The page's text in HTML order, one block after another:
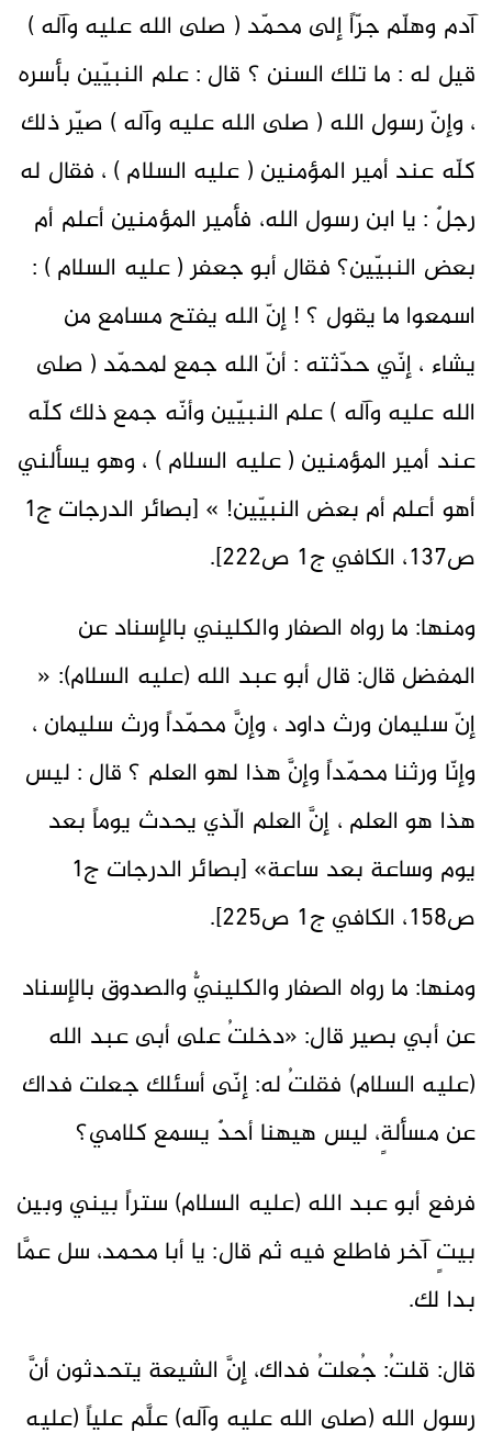
آدم وهلّم جرّاً إلى محمّد ( صلى الله عليه وآله )
قيل له : ما تلك السنن ؟ قال : علم النبيّين بأسره
، وإنّ رسول الله ( صلى الله عليه وآله ) صيّر ذلك
كلّه عند أمير المؤمنين ( عليه السلام ) ، فقال له
رجلٌ : يا ابن رسول الله، فأمير المؤمنين أعلم أم
بعض النبيّين؟ فقال أبو جعفر ( عليه السلام ) :
اسمعوا ما يقول ؟ ! إنّ الله يفتح مسامع من
يشاء ، إنّي حدّثته : أنّ الله جمع لمحمّد ( صلى
الله عليه وآله ) علم النبيّين وأنّه جمع ذلك كلّه
عند أمير المؤمنين ( عليه السلام ) ، وهو يسألني
أهو أعلم أم بعض النبيّين! » [بصائر الدرجات ج1
ص137، الكافي ج1 ص222].
ومنها: ما رواه الصفار والكليني بالإسناد عن
المفضل قال: قال أبو عبد الله (عليه السلام): «
إنّ سليمان ورث داود ، وإنَّ محمّداً ورث سليمان ،
وإنّا ورثنا محمّداً وإنَّ هذا لهو العلم ؟ قال : ليس
هذا هو العلم ، إنَّ العلم الّذي يحدث يوماً بعد
يوم وساعة بعد ساعة» [بصائر الدرجات ج1
ص158، الكافي ج1 ص225].
ومنها: ما رواه الصفار والكلينيُّ والصدوق بالإسناد
عن أبي بصير قال: «دخلتُ على أبى عبد الله
(عليه السلام) فقلتُ له: إنّى أسئلك جعلت فداك
عن مسألةٍ، ليس هيهنا أحدٌ يسمع كلامي؟
فرفع أبو عبد الله (عليه السلام) ستراً بيني وبين
بيتٍ آخر فاطلع فيه ثم قال: يا أبا محمد، سل عمَّا
بدا لك.
قال: قلتُ: جُعلتُ فداك، إنَّ الشيعة يتحدثون أنَّ
رسول الله (صلى الله عليه وآله) علَّم علياً (عليه